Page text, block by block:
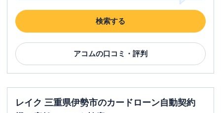
検索する
アコムの口コミ・評判
レイク 三重県伊勢市のカードローン自動契約